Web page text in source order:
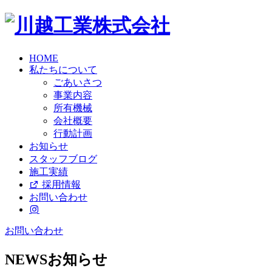
HOME
私たちについて
ごあいさつ
事業内容
所有機械
会社概要
行動計画
お知らせ
スタッフブログ
施工実績
採用情報
お問い合わせ
お問い合わせ
NEWSお知らせ